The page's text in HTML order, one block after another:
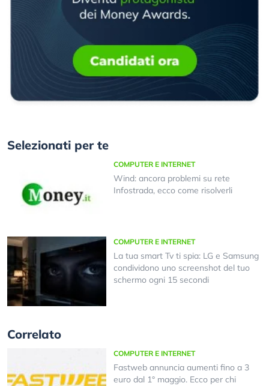
Selezionati per te
COMPUTER E INTERNET
Wind: ancora problemi su rete
Infostrada, ecco come risolverli
COMPUTER E INTERNET
La tua smart Tv ti spia: LG e Samsung
condividono uno screenshot del tuo
schermo ogni 15 secondi
Correlato
COMPUTER E INTERNET
Fastweb annuncia aumenti fino a 3
euro dal 1° maggio. Ecco per chi